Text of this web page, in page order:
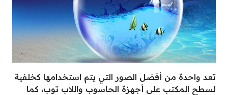
تعد واحدة من أفضل الصور التي يتم استخدامها كخلفية
لسطح المكتب على أجهزة الحاسوب واللاب توب، كما